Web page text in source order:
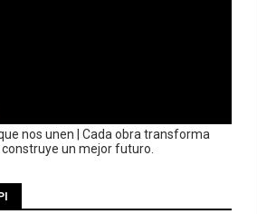
nos unen | Cada obra transforma
construye un mejor futuro.